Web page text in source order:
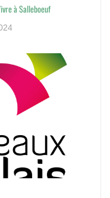
à Salleboeuf